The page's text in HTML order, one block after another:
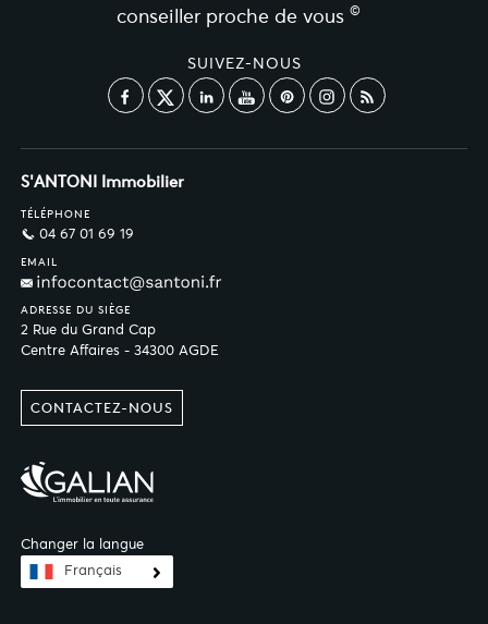
conseiller proche de vous ©
SUIVEZ-NOUS
S'ANTONI Immobilier
TÉLÉPHONE
04 67 01 69 19
EMAIL
ADRESSE DU SIÈGE
2 Rue du Grand Cap
Centre Affaires - 34300 AGDE
CONTACTEZ-NOUS
Changer la langue
Français